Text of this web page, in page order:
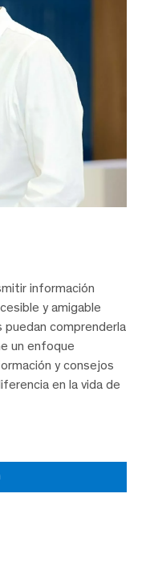
información
y amigable
comprenderla
un enfoque
y consejos
en la vida de